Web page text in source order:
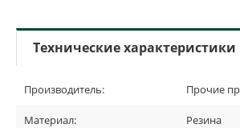
Технические характеристики
Производитель: Прочие
Материал: Резина